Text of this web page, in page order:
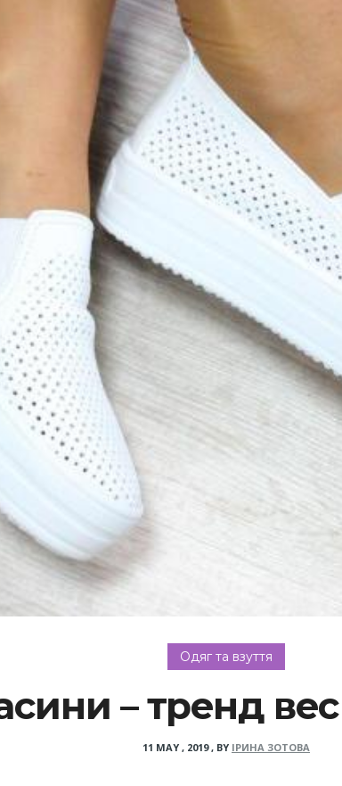
Одяг та взуття
– тренд
11 MAY , 2019, BY ІРИНА ЗОТОВА